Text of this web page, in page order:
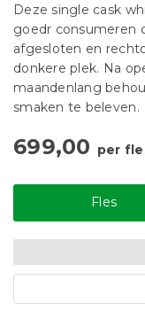
Deze single cask
goedr consumeren
afgesloten en
donkere plek. Na
maandenlang
smaken te beleven.
699,00 per
Fles